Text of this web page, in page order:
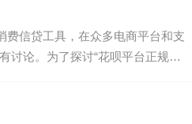
费信贷工具，在众多电商平台和支
讨论。为了探讨“花呗平台正规吗